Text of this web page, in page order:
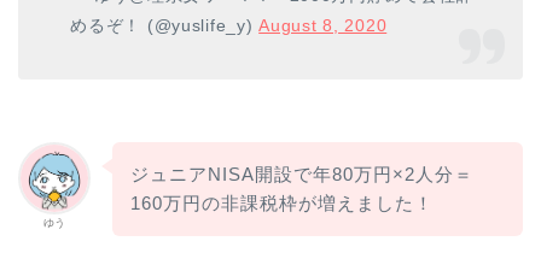
めるぞ！ (@yuslife_y)August 8, 2020
ゆう
ジュニアNISA開設で年80万円×2人分＝
160万円の非課税枠が増えました！